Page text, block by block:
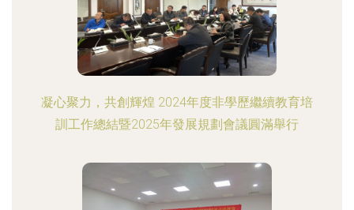
凝心聚力，共創輝煌 2024年度非學歷繼續教育培
訓工作總結暨2025年發展規劃會議圓滿舉行